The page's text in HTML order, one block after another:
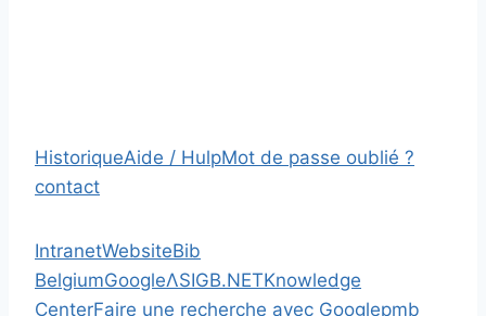
HistoriqueAide / HulpMot de passe oublié ?
contact
IntranetWebsiteBib
BelgiumGoogleΛSIGB.NETKnowledge
CenterFaire une recherche avec Googlepmb